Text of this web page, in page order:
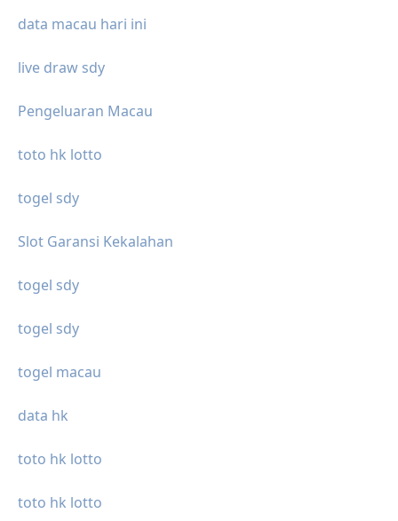
data macau hari ini
live draw sdy
Pengeluaran Macau
toto hk lotto
togel sdy
Slot Garansi Kekalahan
togel sdy
togel sdy
togel macau
data hk
toto hk lotto
toto hk lotto